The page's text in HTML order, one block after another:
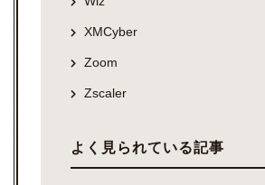
XMCyber
Zoom
Zscaler
よく見られている記事